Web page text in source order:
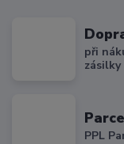
při
zásilky
PPL